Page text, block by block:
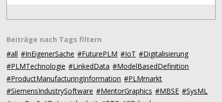
Beiträge nach Tags filtern
#all #InEigenerSache #FuturePLM #IoT #Digitalisierung
#PLMTechnologie #LinkedData #ModelBasedDefinition
#ProductManufacturingInformation #PLMmarkt
#SiemensIndustrySoftware #MentorGraphics #MBSE #SysML